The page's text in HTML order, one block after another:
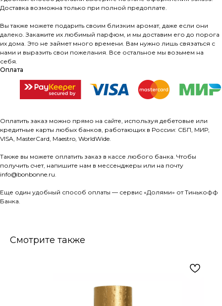
Доставка возможна только при полной предоплате.
Вы также можете подарить своим близким аромат, даже если они
далеко. Закажите их любимый парфюм, и мы доставим его до порога
их дома. Это не займет много времени. Вам нужно лишь связаться с
нами и выразить свои пожелания. Все остальное мы возьмем на
себя.
Оплата
Оплатить заказ можно прямо на сайте, используя дебетовые или
кредитные карты любых банков, работающих в России: СБП, МИР,
VISA, MasterCard, Maestro, WorldWide.
Также вы можете оплатить заказ в кассе любого банка. Чтобы
получить счет, напишите нам в мессенджеры или на почту
info@bonbonne.ru.
Еще один удобный способ оплаты — сервис «Долями» от Тинькофф
Банка.
Смотрите также